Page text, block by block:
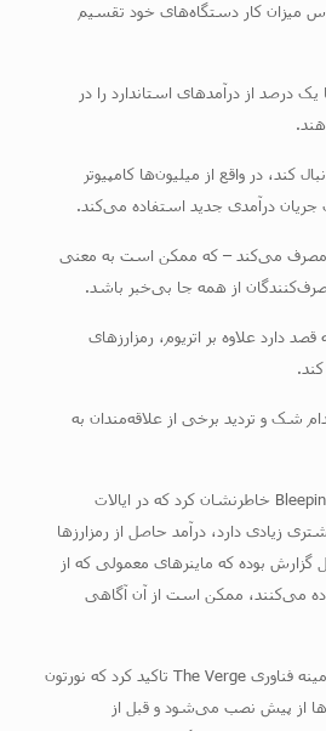
میزان کار دستگاه‌های خود تقسیم
درصد از درآمدهای استاندارد را در
کند، در واقع از میلیون‌ها کامپیوتر
درآمدی جدید استفاده می‌کند.
را مصرف می‌کند – که ممکن است به معنی
از همه جا بی‌خبر باشد.
دارد علاوه بر اتریوم، رمزارزهای
کند.
شک و تردید برخی از علاقه‌مندان به
سایت امنیتی BleepingComputer خاطرنشان کرد که در ایالات
زیادی دارد، درآمد حاصل از رمزارزها
گزارش بوده که ماینرهای معمولی که از
می‌کنند، ممکن است از آن آگاهی
همچنین سایت خبری در زمینه فناوری The Verge تاکید کرد که نورتون
از پیش نصب می‌شود و قبل از